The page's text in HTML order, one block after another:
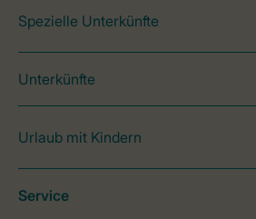
Spezielle Unterkünfte
Unterkünfte
Urlaub mit Kindern
Service